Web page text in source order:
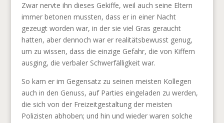
Zwar nervte ihn dieses Gekiffe, weil auch seine Eltern
immer betonen mussten, dass er in einer Nacht
gezeugt worden war, in der sie viel Gras geraucht
hatten, aber dennoch war er realitätsbewusst genug,
um zu wissen, dass die einzige Gefahr, die von Kiffern
ausging, die verbaler Schwerfälligkeit war.
So kam er im Gegensatz zu seinen meisten Kollegen
auch in den Genuss, auf Parties eingeladen zu werden,
die sich von der Freizeitgestaltung der meisten
Polizisten abhoben; und hin und wieder waren solche